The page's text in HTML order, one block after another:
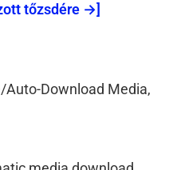
tőzsdére →]
Download Media,